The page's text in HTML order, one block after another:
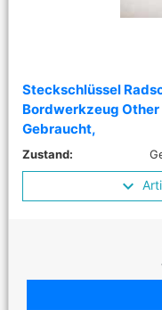
Steckschlüssel
Bordwerkzeug Other
Gebraucht,
Zustand: